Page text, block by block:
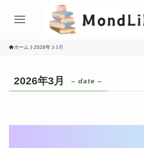
ホーム 2026年 3月
2026年3月 – date –